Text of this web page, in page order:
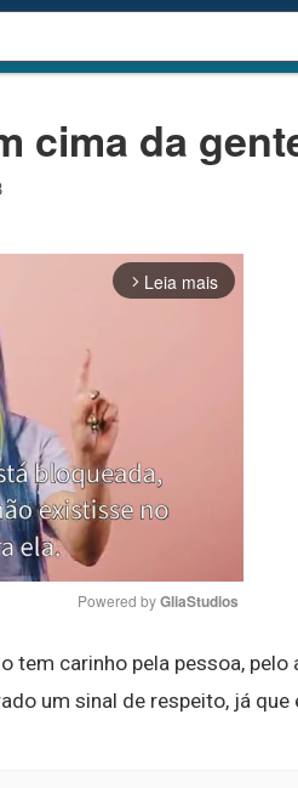
cima da
arrow_forward_ios Leia mais
Mute
Powered by GliaStudios
carinho pela pessoa, pelo
um sinal de respeito, já que